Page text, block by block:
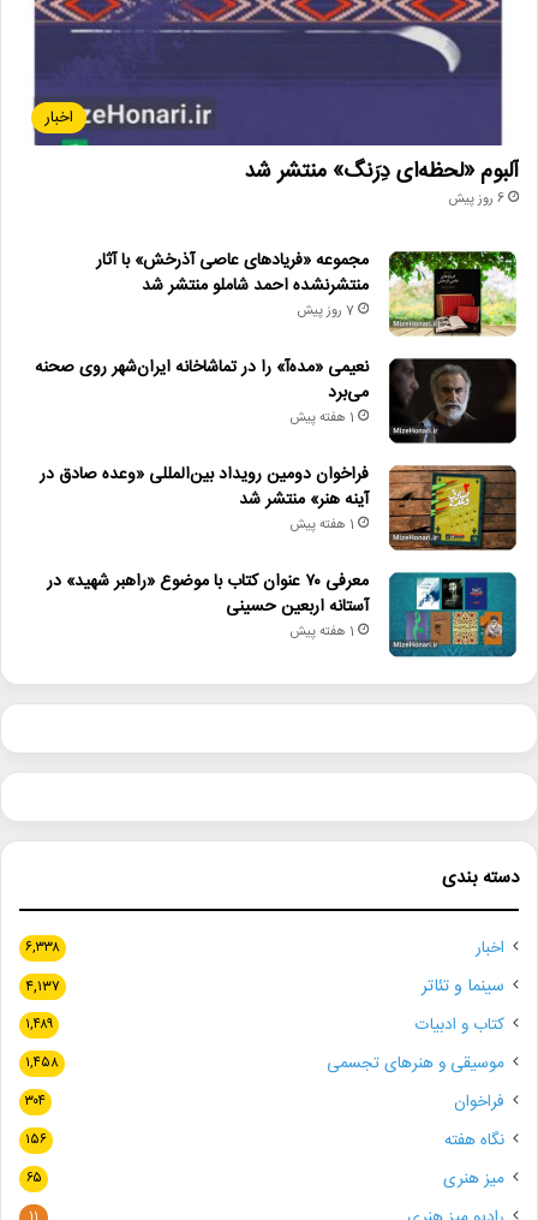
اخبار
آلبوم «لحظه‌ای دِرَنگ» منتشر شد
6 روز پیش
مجموعه «فریادهای عاصی آذرخش» با آثار
منتشرنشده احمد شاملو منتشر شد
7 روز پیش
نعیمی «مده‌آ» را در تماشاخانه ایران‌شهر روی صحنه
می‌برد
1 هفته پیش
فراخوان دومین رویداد بین‌المللی «وعده صادق در
آینه هنر» منتشر شد
1 هفته پیش
معرفی ۷۰ عنوان کتاب با موضوع «راهبر شهید» در
آستانه اربعین حسینی
1 هفته پیش
دسته بندی
اخبار ۶,۳۳۸
سینما و تئاتر ۴,۱۳۷
کتاب و ادبیات ۱,۴۸۹
موسیقی و هنرهای تجسمی ۱,۴۵۸
فراخوان ۳۰۴
نگاه هفته ۱۵۶
میز هنری ۶۵